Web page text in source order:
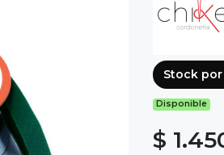
Stock
Disponible
$